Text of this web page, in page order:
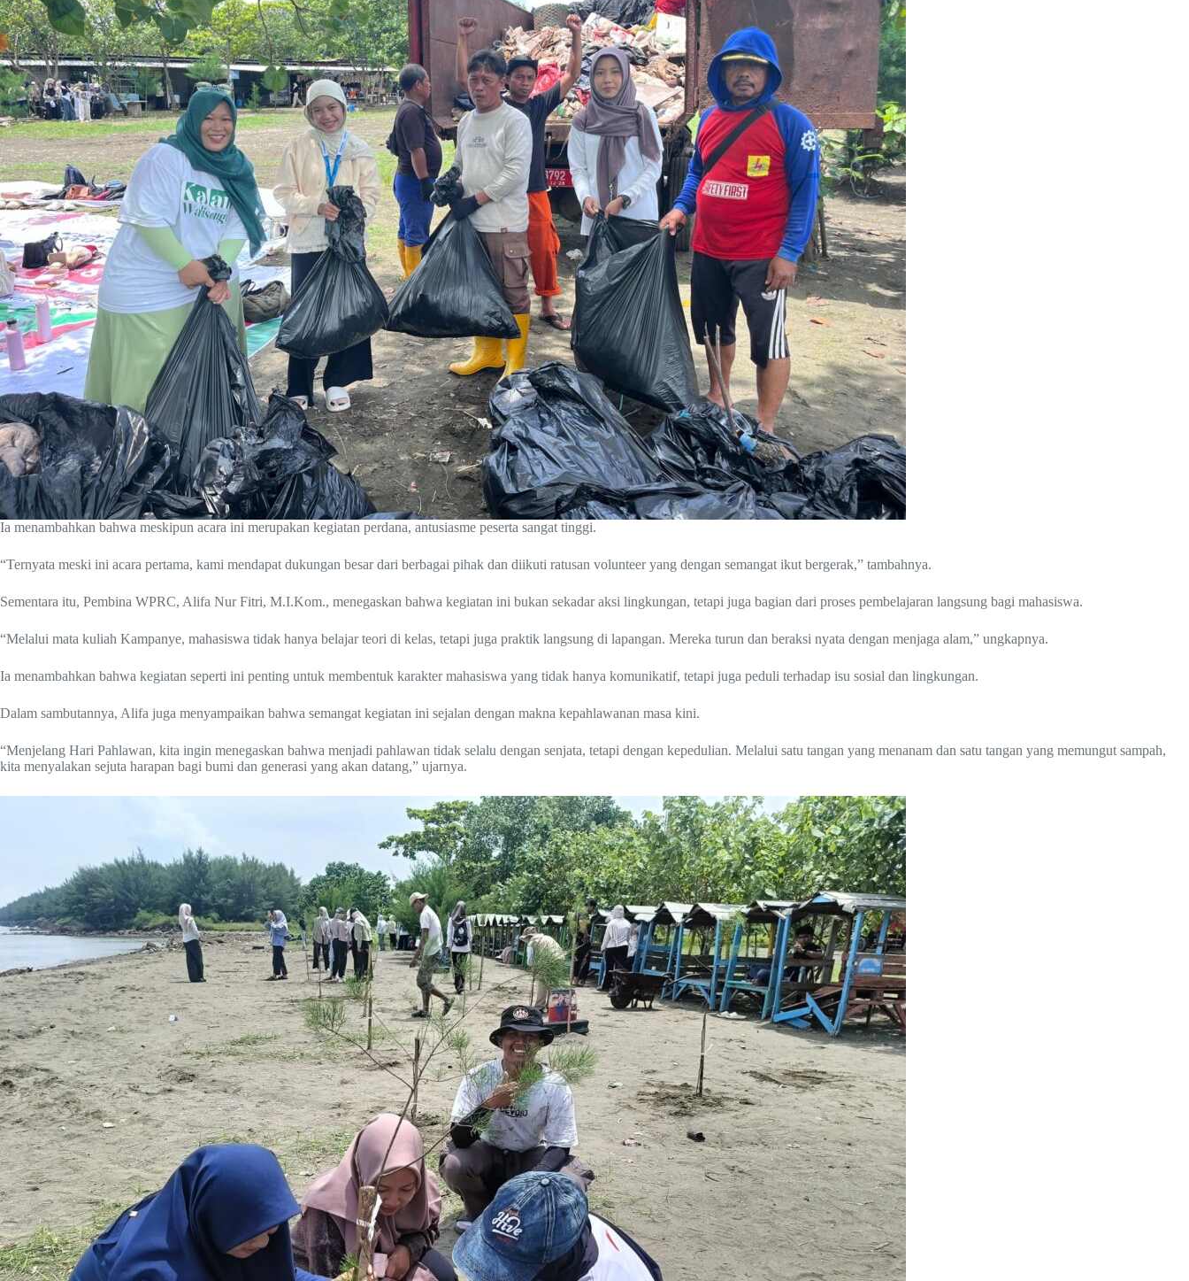
Ia menambahkan bahwa meskipun acara ini merupakan kegiatan perdana, antusiasme peserta sangat tinggi.
“Ternyata meski ini acara pertama, kami mendapat dukungan besar dari berbagai pihak dan diikuti ratusan volunteer yang dengan semangat ikut bergerak,” tambahnya.
Sementara itu, Pembina WPRC, Alifa Nur Fitri, M.I.Kom., menegaskan bahwa kegiatan ini bukan sekadar aksi lingkungan, tetapi juga bagian dari proses pembelajaran langsung bagi mahasiswa.
“Melalui mata kuliah Kampanye, mahasiswa tidak hanya belajar teori di kelas, tetapi juga praktik langsung di lapangan. Mereka turun dan beraksi nyata dengan menjaga alam,” ungkapnya.
Ia menambahkan bahwa kegiatan seperti ini penting untuk membentuk karakter mahasiswa yang tidak hanya komunikatif, tetapi juga peduli terhadap isu sosial dan lingkungan.
Dalam sambutannya, Alifa juga menyampaikan bahwa semangat kegiatan ini sejalan dengan makna kepahlawanan masa kini.
“Menjelang Hari Pahlawan, kita ingin menegaskan bahwa menjadi pahlawan tidak selalu dengan senjata, tetapi dengan kepedulian. Melalui satu tangan yang menanam dan satu tangan yang memungut sampah,
kita menyalakan sejuta harapan bagi bumi dan generasi yang akan datang,” ujarnya.